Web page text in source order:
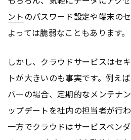
ントのパスワード設定や端末の
よっては脆弱なこともあります。
しかし、クラウドサービスはセ
トが大きいのも事実です。例え
バーの場合、定期的なメンテナ
ップデートを社内の担当者が行
一方でクラウドはサービスベン